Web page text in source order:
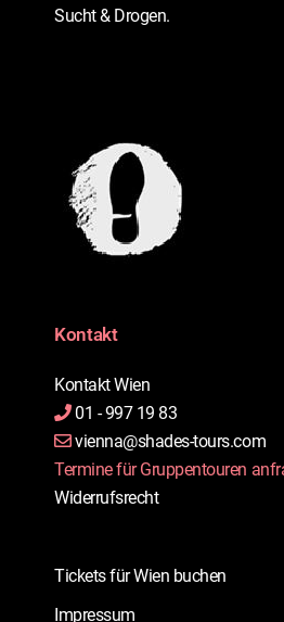
Sucht & Drogen.
Kontakt
Kontakt Wien
01 - 997 19 83
vienna@shades-tours.com
Termine für Gruppentouren
Widerrufsrecht
Tickets für Wien buchen
Impressum